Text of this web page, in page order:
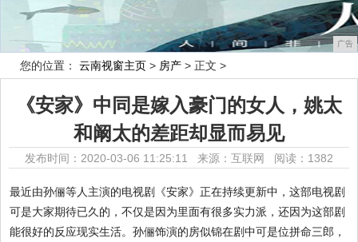
广告
您的位置： 云南视窗主页 > 房产 > 正文 >
《安家》中同是嫁入豪门的女人，姚太
和阚太的差距却显而易见
发布时间：2020-03-06 11:25:11 来源：互联网 阅读：1382
最近由孙俪等人主演的电视剧《安家》正在持续更新中，这部电视剧
可是大家期待已久的，不仅是因为里面有很多实力派，还因为这部剧
能很好的反应现实生活。孙俪饰演的房似锦在剧中可是位拼命三郎，